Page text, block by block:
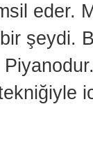
eder.
şeydi.